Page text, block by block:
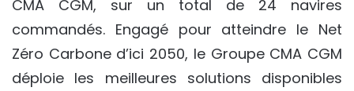
CMA CGM, sur un total de 24 navires
commandés. Engagé pour atteindre le Net
Zéro Carbone d’ici 2050, le Groupe CMA CGM
déploie les meilleures solutions disponibles